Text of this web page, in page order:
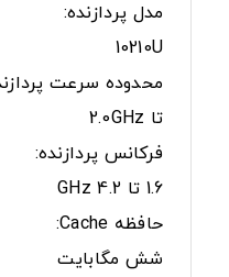
مدل پردازنده:
10210U
محدوده سرعت
تا 2.0GHz
فرکانس پردازنده:
1.6 تا 4.2 GHz
حافظه Cache:
شش مگابایت